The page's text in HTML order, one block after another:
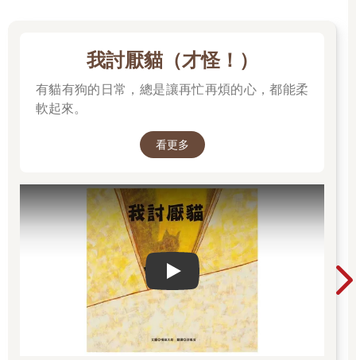
我討厭貓（才怪！）
有貓有狗的日常，總是讓再忙再煩的心，都能柔
軟起來。
看更多
Play video